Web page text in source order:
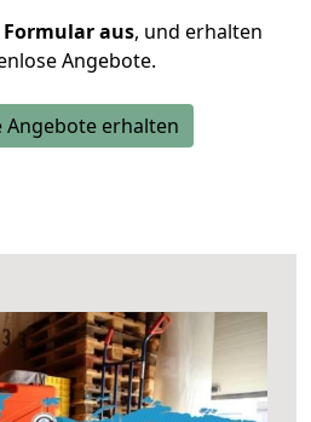
aus, und erhalten
Angebote.
Angebote erhalten